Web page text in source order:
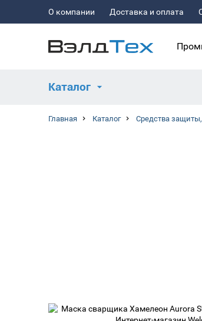
О компании Доставка и оплата
Каталог
Главная Каталог Средства